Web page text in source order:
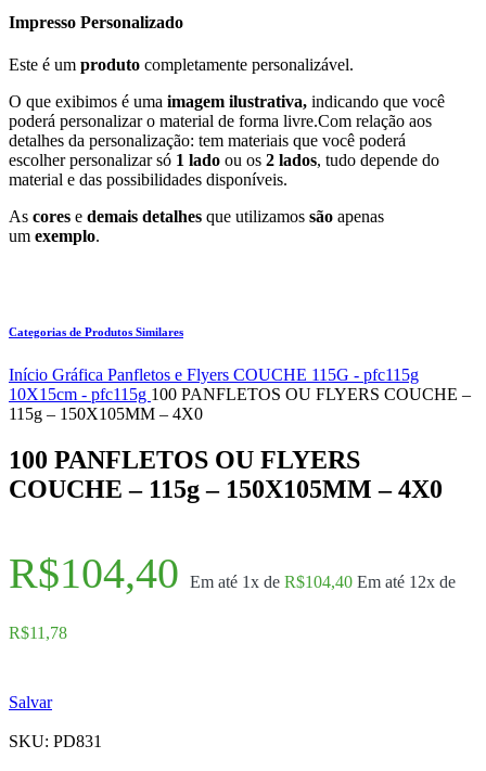
Impresso Personalizado
Este é um produto completamente personalizável.
O que exibimos é uma imagem ilustrativa, indicando que você
poderá personalizar o material de forma livre.Com relação aos
detalhes da personalização: tem materiais que você poderá
escolher personalizar só 1 lado ou os 2 lados, tudo depende do
material e das possibilidades disponíveis.
As cores e demais detalhes que utilizamos são apenas
um exemplo.
Categorias de Produtos Similares
Início Gráfica Panfletos e Flyers COUCHE 115G - pfc115g
10X15cm - pfc115g 100 PANFLETOS OU FLYERS COUCHE –
115g – 150X105MM – 4X0
100 PANFLETOS OU FLYERS
COUCHE – 115g – 150X105MM – 4X0
R$104,40 Em até 1x de R$104,40 Em até 12x de
R$11,78
Salvar
SKU: PD831